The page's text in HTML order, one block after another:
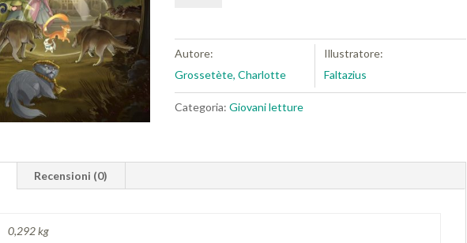
su
Autore:
Grossetète, Charlotte
Illustratore:
Faltazius
Categoria: Giovani letture
Recensioni (0)
0,292 kg